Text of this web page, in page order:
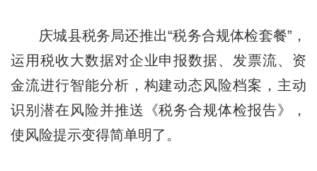
庆城县税务局还推出“税务合规体检套餐”，
运用税收大数据对企业申报数据、发票流、资
金流进行智能分析，构建动态风险档案，主动
识别潜在风险并推送《税务合规体检报告》，
使风险提示变得简单明了。